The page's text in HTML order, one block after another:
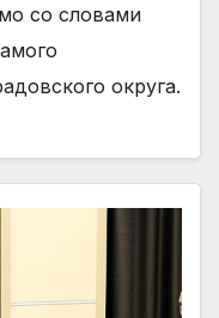
со словами
округа.